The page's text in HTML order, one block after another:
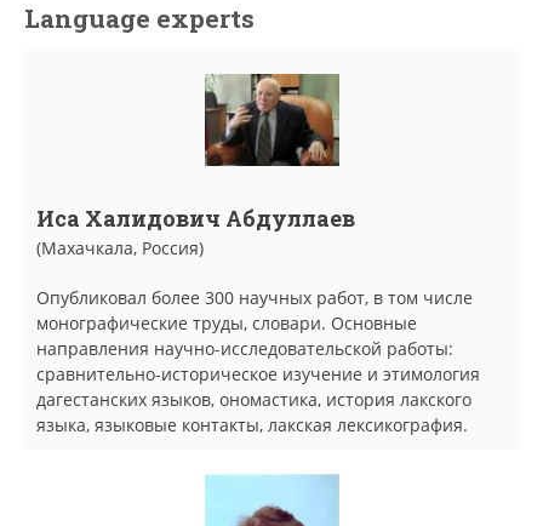
Language experts
Иса Халидович Абдуллаев
(Махачкала, Россия)
Опубликовал более 300 научных работ, в том числе
монографические труды, словари. Основные
направления научно-исследовательской работы:
сравнительно-историческое изучение и этимология
дагестанских языков, ономастика, история лакского
языка, языковые контакты, лакская лексикография.